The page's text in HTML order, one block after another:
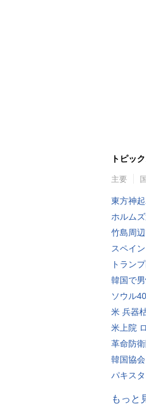
トピッ
主要
東方神
ホルム
竹島周
スペイ
トラン
韓国で
ソウル
米 兵器
米上院
革命防
韓国協
パキス
もっと